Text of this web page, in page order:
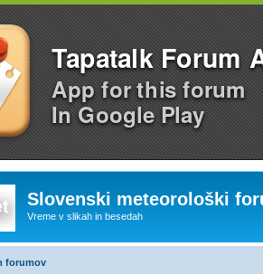
Tapatalk Forum
App for this forum
In Google Play
Slovenski meteorološki
Vreme v slikah in besedah
forumov